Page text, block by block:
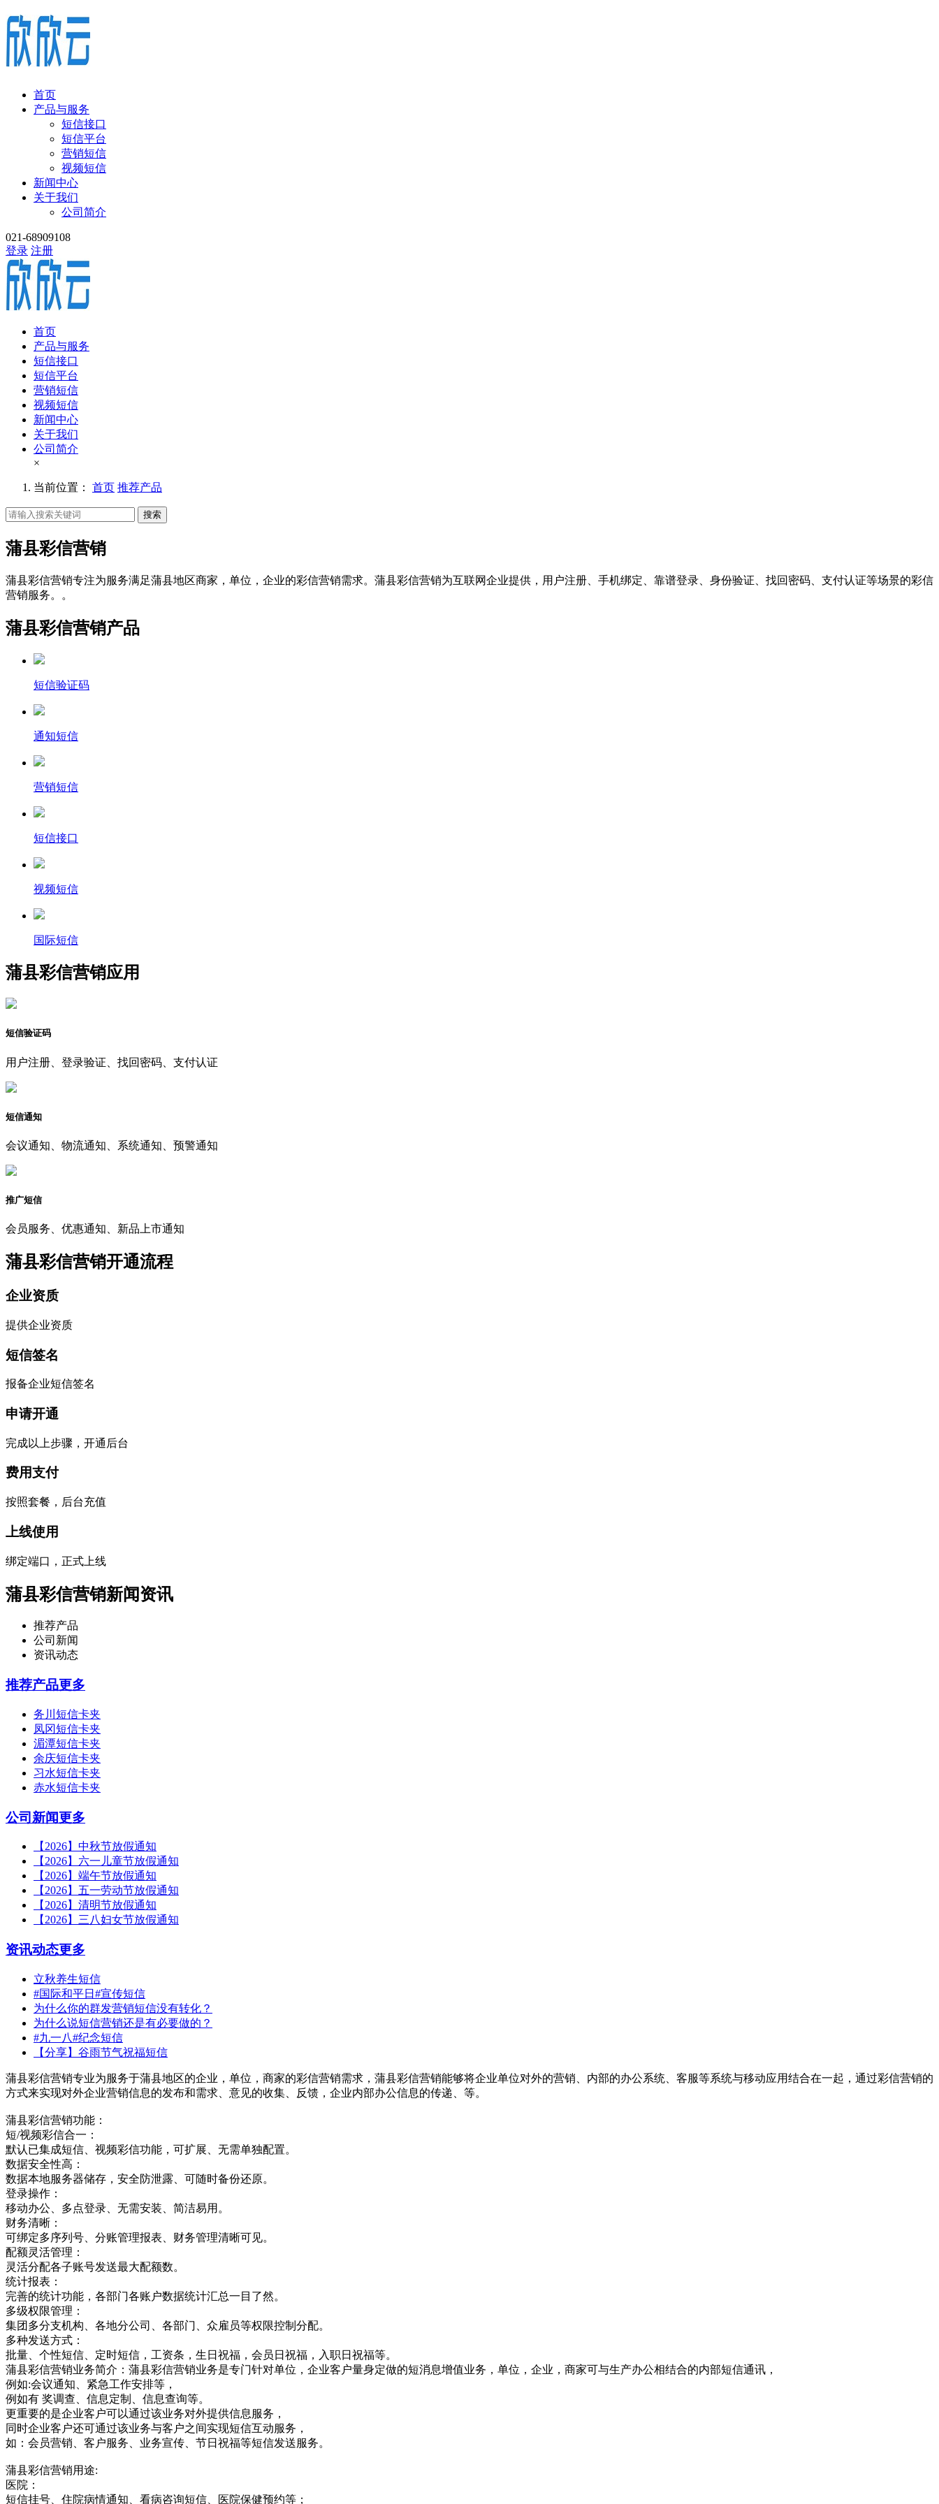
首页
产品与服务
短信接口
短信平台
营销短信
视频短信
新闻中心
关于我们
公司简介
021-68909108
登录 注册
首页
产品与服务
短信接口
短信平台
营销短信
视频短信
新闻中心
关于我们
公司简介
×
当前位置： 首页 推荐产品
搜索
蒲县彩信营销
蒲县彩信营销专注为服务满足蒲县地区商家，单位，企业的彩信营销需求。蒲县彩信营销为互联网企业提供，用户注册、手机绑定、靠谱登录、身份验证、找回密码、支付认证等场景的彩信
营销服务。。
蒲县彩信营销产品
短信验证码
通知短信
营销短信
短信接口
视频短信
国际短信
蒲县彩信营销应用
短信验证码
用户注册、登录验证、找回密码、支付认证
短信通知
会议通知、物流通知、系统通知、预警通知
推广短信
会员服务、优惠通知、新品上市通知
蒲县彩信营销开通流程
企业资质
提供企业资质
短信签名
报备企业短信签名
申请开通
完成以上步骤，开通后台
费用支付
按照套餐，后台充值
上线使用
绑定端口，正式上线
蒲县彩信营销新闻资讯
推荐产品
公司新闻
资讯动态
推荐产品更多
务川短信卡夹
凤冈短信卡夹
湄潭短信卡夹
余庆短信卡夹
习水短信卡夹
赤水短信卡夹
公司新闻更多
【2026】中秋节放假通知
【2026】六一儿童节放假通知
【2026】端午节放假通知
【2026】五一劳动节放假通知
【2026】清明节放假通知
【2026】三八妇女节放假通知
资讯动态更多
立秋养生短信
#国际和平日#宣传短信
为什么你的群发营销短信没有转化？
为什么说短信营销还是有必要做的？
#九一八#纪念短信
【分享】谷雨节气祝福短信
蒲县彩信营销专业为服务于蒲县地区的企业，单位，商家的彩信营销需求，蒲县彩信营销能够将企业单位对外的营销、内部的办公系统、客服等系统与移动应用结合在一起，通过彩信营销的
方式来实现对外企业营销信息的发布和需求、意见的收集、反馈，企业内部办公信息的传递、等。
蒲县彩信营销功能：
短/视频彩信合一：
默认已集成短信、视频彩信功能，可扩展、无需单独配置。
数据安全性高：
数据本地服务器储存，安全防泄露、可随时备份还原。
登录操作：
移动办公、多点登录、无需安装、简洁易用。
财务清晰：
可绑定多序列号、分账管理报表、财务管理清晰可见。
配额灵活管理：
灵活分配各子账号发送最大配额数。
统计报表：
完善的统计功能，各部门各账户数据统计汇总一目了然。
多级权限管理：
集团多分支机构、各地分公司、各部门、众雇员等权限控制分配。
多种发送方式：
批量、个性短信、定时短信，工资条，生日祝福，会员日祝福，入职日祝福等。
蒲县彩信营销业务简介：蒲县彩信营销业务是专门针对单位，企业客户量身定做的短消息增值业务，单位，企业，商家可与生产办公相结合的内部短信通讯，
例如:会议通知、紧急工作安排等，
例如有 奖调查、信息定制、信息查询等。
更重要的是企业客户可以通过该业务对外提供信息服务，
同时企业客户还可通过该业务与客户之间实现短信互动服务，
如：会员营销、客户服务、业务宣传、节日祝福等短信发送服务。
蒲县彩信营销用途:
医院：
短信挂号、住院病情通知、看病咨询短信、医院保健预约等；